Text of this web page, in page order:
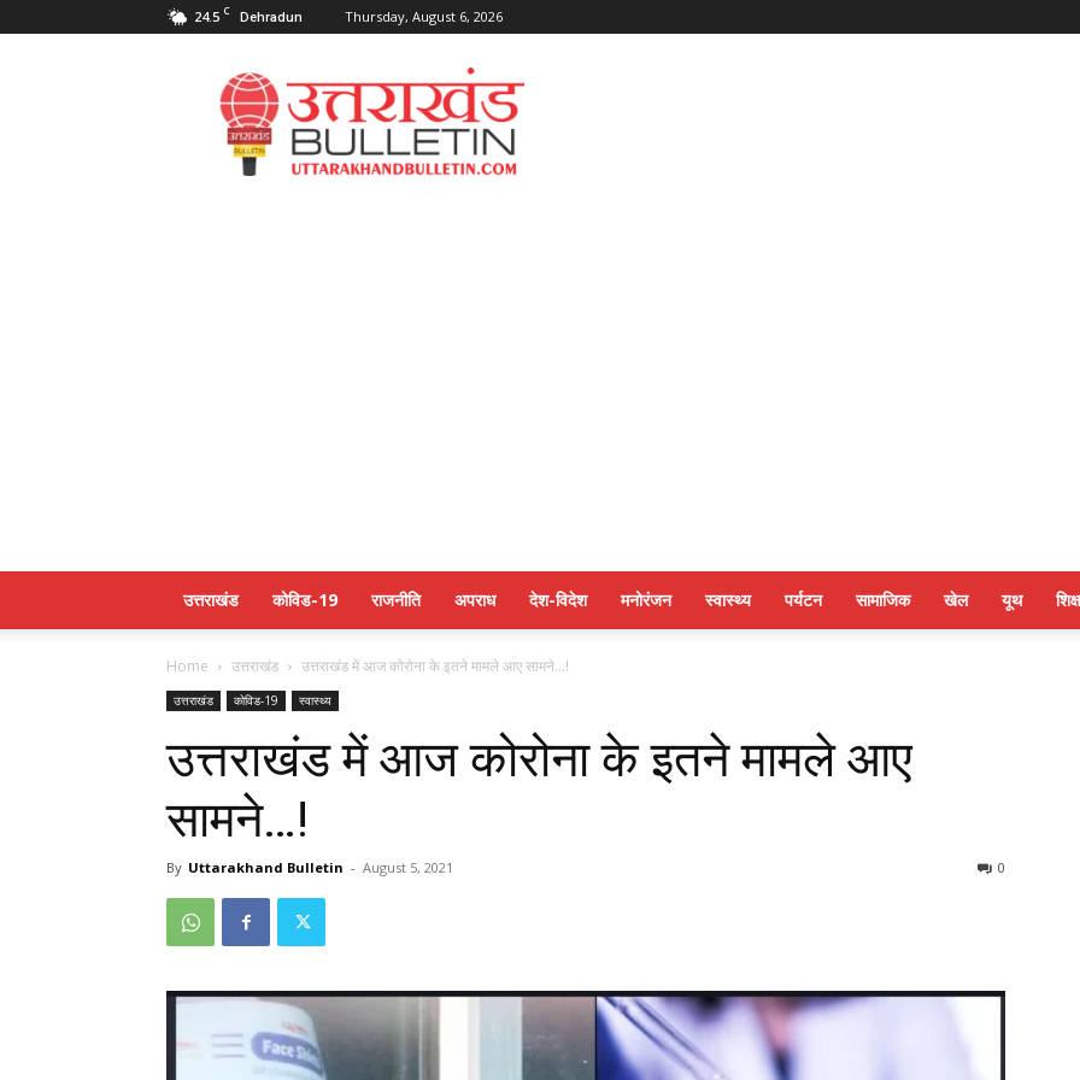
24.5 C Dehradun Thursday, August 6, 2026
Uttarakahnd
Bulletin
उत्तराखंड कोविड-19 राजनीति अपराध देश-विदेश मनोरंजन स्वास्थ्य पर्यटन सामाजिक खेल यूथ
Home उत्तराखंड उत्तराखंड में आज कोरोना के इतने मामले आए सामने…!
उत्तराखंड कोविड-19 स्वास्थ्य
उत्तराखंड में आज कोरोना के इतने मामले आए
सामने…!
By Uttarakhand Bulletin - August 5, 2021 0